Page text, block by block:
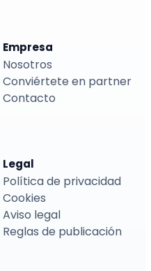
Empresa
Nosotros
Conviértete en partner
Contacto
Legal
Política de privacidad
Cookies
Aviso legal
Reglas de publicación